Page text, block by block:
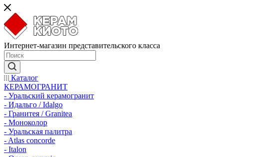
Интернет-магазин представительского класса
Каталог
КЕРАМОГРАНИТ
- Уральский керамогранит
- Идальго / Idalgo
- Гранитея / Granitea
- Моноколор
- Уральская палитра
- Atlas concorde
- Italon